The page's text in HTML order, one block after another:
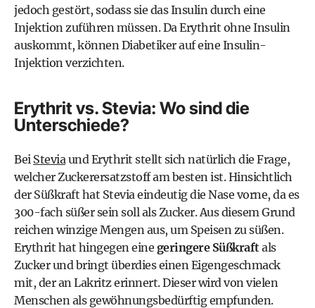
jedoch gestört, sodass sie das Insulin durch eine
Injektion zuführen müssen. Da Erythrit ohne Insulin
auskommt, können Diabetiker auf eine Insulin-
Injektion verzichten.
Erythrit vs. Stevia: Wo sind die
Unterschiede?
Bei Stevia und Erythrit stellt sich natürlich die Frage,
welcher Zuckerersatzstoff am besten ist. Hinsichtlich
der Süßkraft hat Stevia eindeutig die Nase vorne, da es
300-fach süßer sein soll als Zucker. Aus diesem Grund
reichen winzige Mengen aus, um Speisen zu süßen.
Erythrit hat hingegen eine geringere Süßkraftals
Zucker und bringt überdies einen Eigengeschmack
mit, der an Lakritz erinnert. Dieser wird von vielen
Menschen als gewöhnungsbedürftig empfunden.